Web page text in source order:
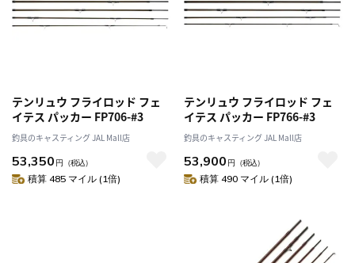
テンリュウ フライロッド フェ
イテス パッカー FP706-#3
釣具のキャスティング JAL Mall店
53,350 円 （税込）
積算 485 マイル (1倍)
テンリュウ フライロッド フェ
イテス パッカー FP766-#3
釣具のキャスティング JAL Mall店
53,900 円 （税込）
積算 490 マイル (1倍)